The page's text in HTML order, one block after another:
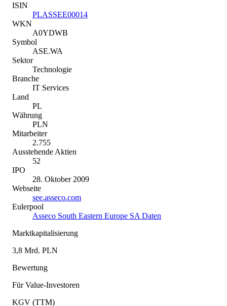
ISIN
PLASSEE00014
WKN
A0YDWB
Symbol
ASE.WA
Sektor
Technologie
Branche
IT Services
Land
PL
Währung
PLN
Mitarbeiter
2.755
Ausstehende Aktien
52
IPO
28. Oktober 2009
Webseite
see.asseco.com
Eulerpool
Asseco South Eastern Europe SA Daten
Marktkapitalisierung
3,8 Mrd. PLN
Bewertung
Für Value-Investoren
KGV (TTM)